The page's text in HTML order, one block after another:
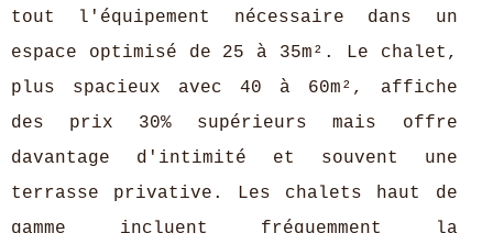
tout l'équipement nécessaire dans un
espace optimisé de 25 à 35m². Le chalet,
plus spacieux avec 40 à 60m², affiche
des prix 30% supérieurs mais offre
davantage d'intimité et souvent une
terrasse privative. Les chalets haut de